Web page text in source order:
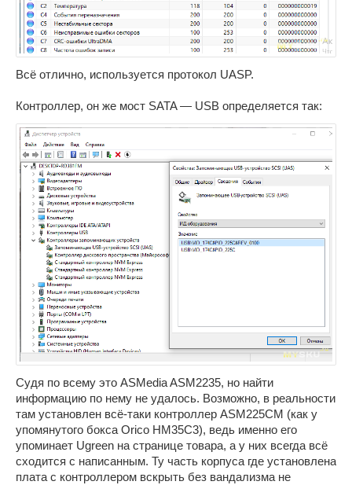
Всё отлично, используется протокол UASP.
Контроллер, он же мост SATA — USB определяется так:
Судя по всему это ASMedia ASM2235, но найти
информацию по нему не удалось. Возможно, в реальности
там установлен всё-таки контроллер ASM225CM (как у
упомянутого бокса Orico HM35C3), ведь именно его
упоминает Ugreen на странице товара, а у них всегда всё
сходится с написанным. Ту часть корпуса где установлена
плата с контроллером вскрыть без вандализма не